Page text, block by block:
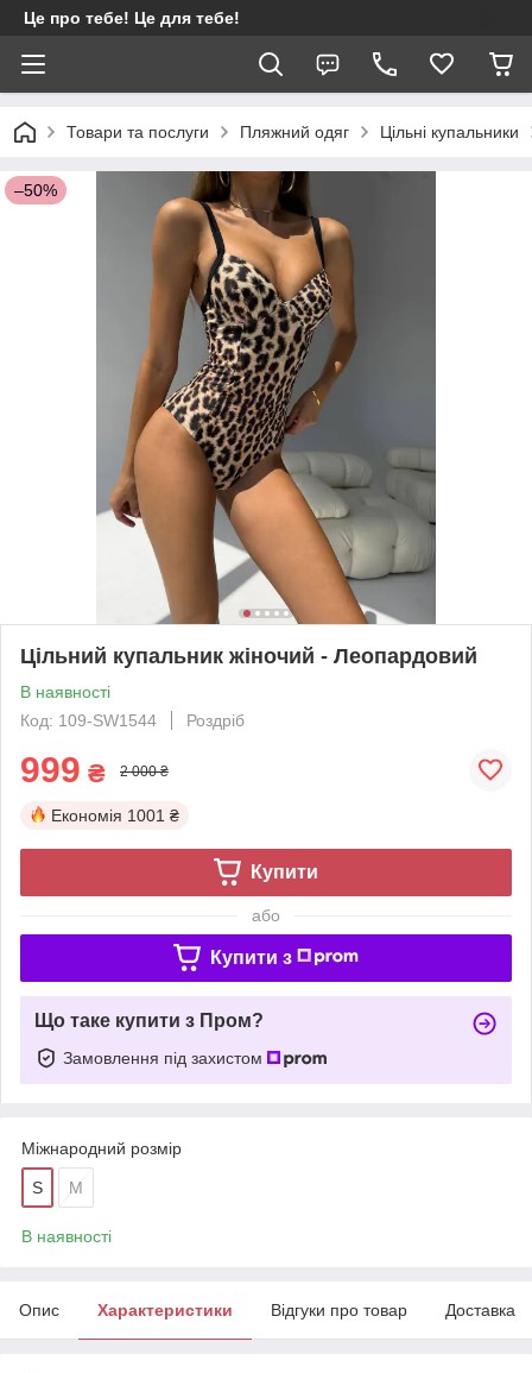
Це про тебе! Це для тебе!
Товари та послуги Пляжний одяг Цільні купальники
–50%
Цільний купальник жіночий - Леопардовий
В наявності
Код: 109-SW1544
Роздріб
999 ₴ 2 000 ₴
Економія 1001 ₴
Купити
або
Купити з
Що таке купити з Пром?
Замовлення під захистом
Міжнародний розмір
S M
В наявності
Опис Характеристики Відгуки про товар Доставка